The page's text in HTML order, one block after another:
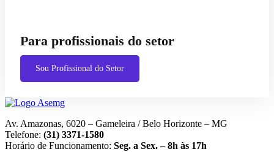
Para profissionais do setor
Sou Profissional do Setor
Av. Amazonas, 6020 – Gameleira / Belo Horizonte – MG
Telefone: (31) 3371-1580
Horário de Funcionamento: Seg. a Sex. – 8h às 17h